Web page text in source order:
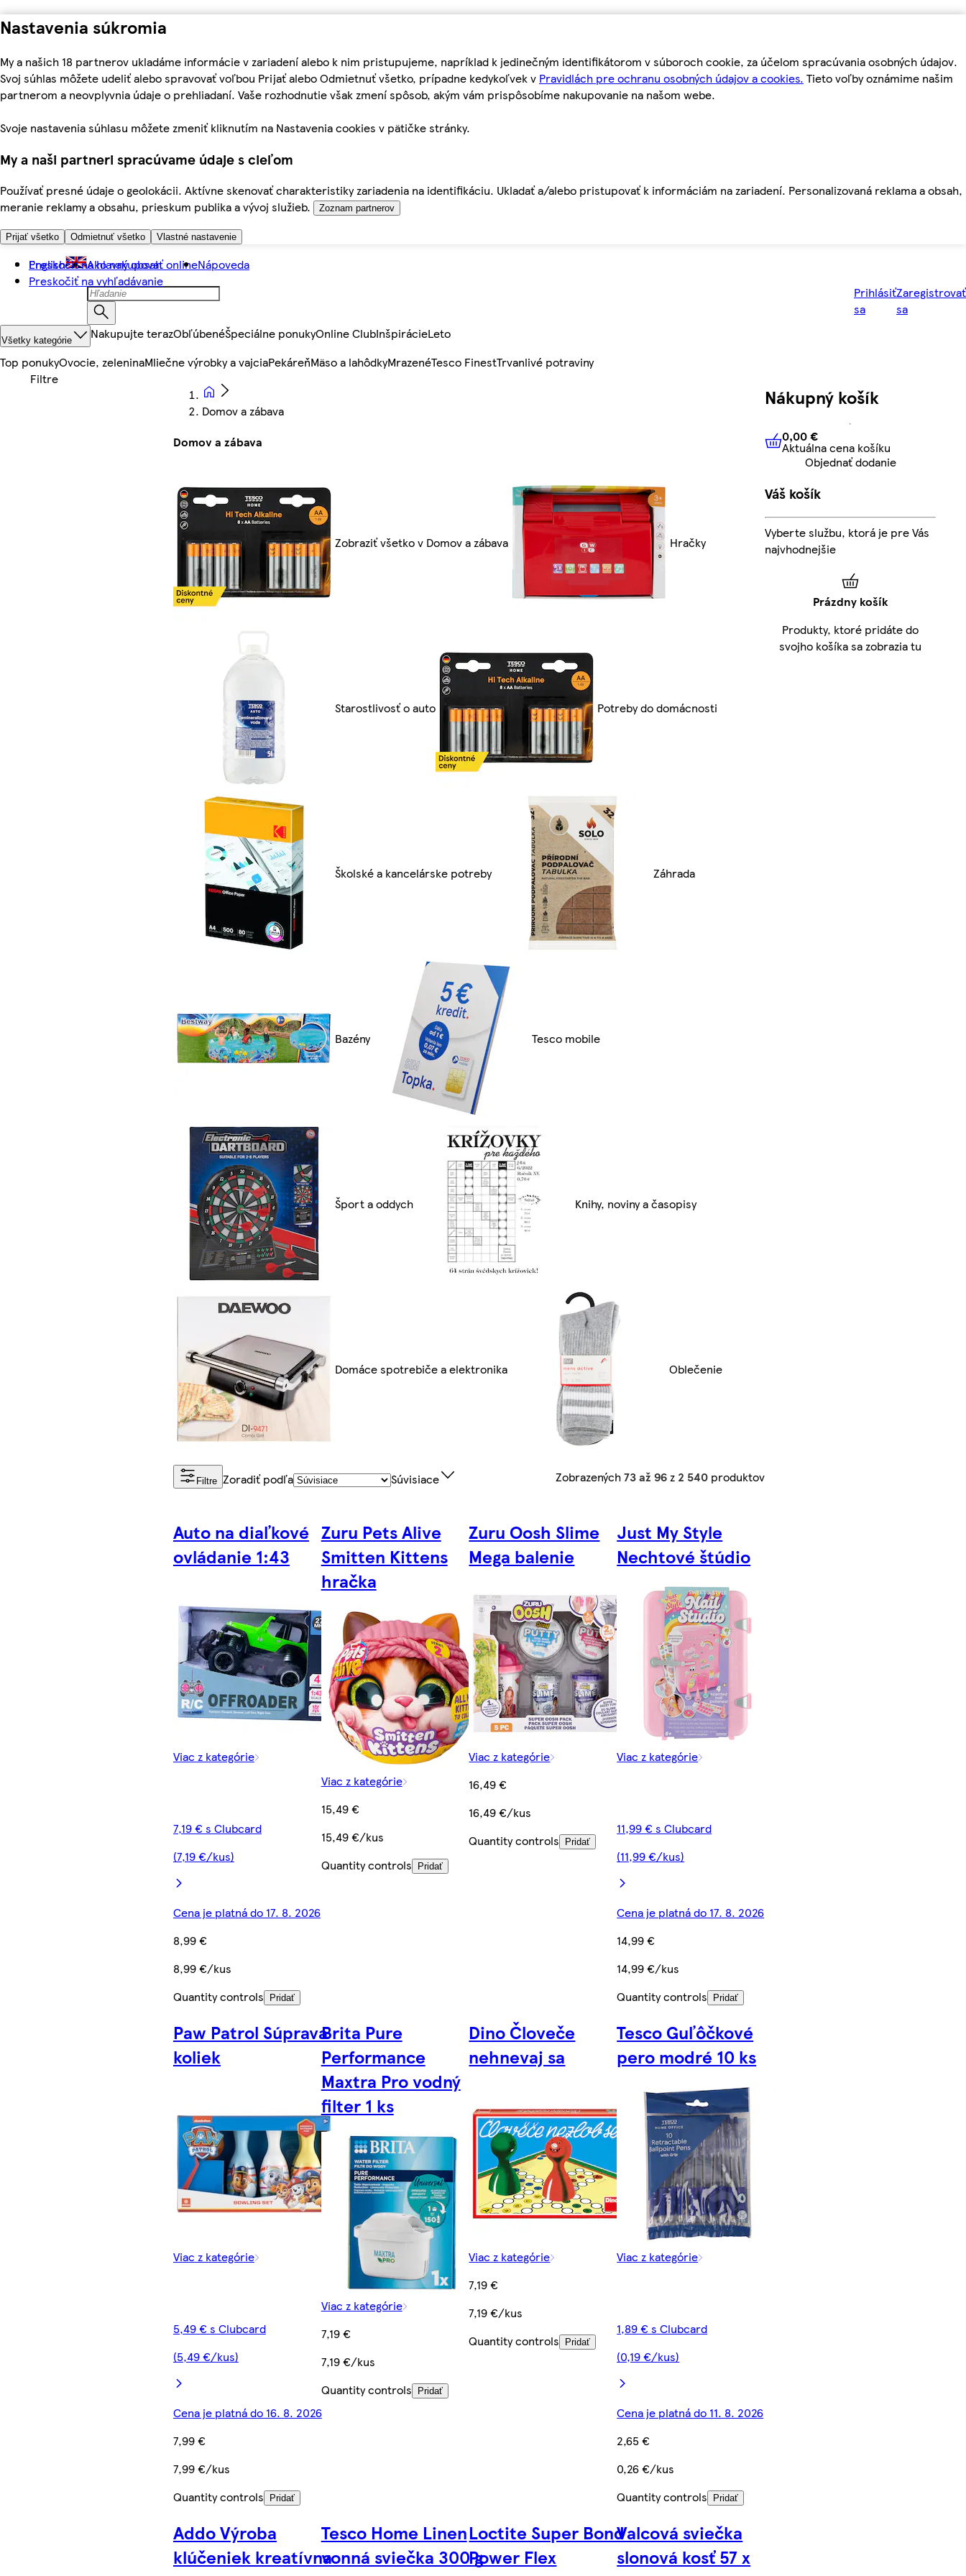
Nastavenia súkromia
My a našich 18 partnerov ukladáme informácie v zariadení alebo k nim pristupujeme, napríklad k jedinečným identifikátorom v súboroch cookie, za účelom spracúvania osobných údajov.
Svoj súhlas môžete udeliť alebo spravovať voľbou Prijať alebo Odmietnuť všetko, prípadne kedykoľvek v Pravidlách pre ochranu osobných údajov a cookies. Tieto voľby oznámime našim
partnerom a neovplyvnia údaje o prehliadaní. Vaše rozhodnutie však zmení spôsob, akým vám prispôsobíme nakupovanie na našom webe.
Svoje nastavenia súhlasu môžete zmeniť kliknutím na Nastavenia cookies v pätičke stránky.
My a naši partneri spracúvame údaje s cieľom
Používať presné údaje o geolokácii. Aktívne skenovať charakteristiky zariadenia na identifikáciu. Ukladať a/alebo pristupovať k informáciám na zariadení. Personalizovaná reklama a obsah,
meranie reklamy a obsahu, prieskum publika a vývoj služieb.
Zoznam partnerov
Prijať všetko Odmietnuť všetko Vlastné nastavenie
Preskočiť na hlavný obsah
Preskočiť na vyhľadávanie
English Ako nakupovať onlineNápoveda
Prihlásiť
sa
Zaregistrovať
sa
Všetky kategórie Nakupujte terazObľúbenéŠpeciálne ponukyOnline ClubInšpirácieLeto
Top ponukyOvocie, zeleninaMliečne výrobky a vajciaPekáreňMäso a lahôdkyMrazenéTesco FinestTrvanlivé potraviny
Domov a zábava
Domov a zábava
Zobraziť všetko v Domov a zábava Hračky
Starostlivosť o auto Potreby do domácnosti
Školské a kancelárske potreby Záhrada
Bazény Tesco mobile
Šport a oddych Knihy, noviny a časopisy
Domáce spotrebiče a elektronika Oblečenie
Filtre Zoradiť podľa Súvisiace Zobrazených73 až 96z 2 540 produktov
Auto na diaľkové
ovládanie 1:43
Viac z kategórie
7,19 € s Clubcard
(7,19 €/kus)
Cena je platná do 17. 8. 2026
8,99 €
8,99 €/kus
Quantity controls
Pridať
Zuru Pets Alive
Smitten Kittens
hračka
Viac z kategórie
15,49 €
15,49 €/kus
Quantity controls
Pridať
Zuru Oosh Slime
Mega balenie
Viac z kategórie
16,49 €
16,49 €/kus
Quantity controls
Pridať
Just My Style
Nechtové štúdio
Viac z kategórie
11,99 € s Clubcard
(11,99 €/kus)
Cena je platná do 17. 8. 2026
14,99 €
14,99 €/kus
Quantity controls
Pridať
Paw Patrol Súprava
koliek
Viac z kategórie
5,49 € s Clubcard
(5,49 €/kus)
Cena je platná do 16. 8. 2026
7,99 €
7,99 €/kus
Quantity controls
Pridať
Brita Pure
Performance
Maxtra Pro vodný
filter 1 ks
Viac z kategórie
7,19 €
7,19 €/kus
Quantity controls
Pridať
Dino Človeče
nehnevaj sa
Viac z kategórie
7,19 €
7,19 €/kus
Quantity controls
Pridať
Tesco Guľôčkové
pero modré 10 ks
Viac z kategórie
1,89 € s Clubcard
(0,19 €/kus)
Cena je platná do 11. 8. 2026
2,65 €
0,26 €/kus
Quantity controls
Pridať
Addo Výroba
klúčeniek kreatívna
Tesco Home Linen
vonná sviečka 300 g
Loctite Super Bond
Power Flex
Valcová sviečka
slonová kosť 57 x
Nákupný košík
0,00 € Aktuálna cena košíku
0,00 €
Aktuálna cena košíku
Objednať dodanie
Váš košík
Vyberte službu, ktorá je pre Vás
najvhodnejšie
Prázdny košík
Produkty, ktoré pridáte do
svojho košíka sa zobrazia tu